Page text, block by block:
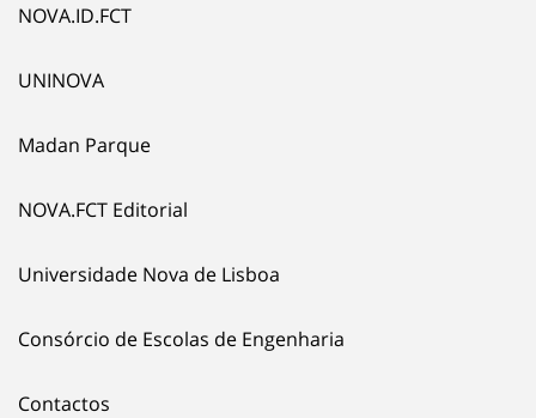
NOVA.ID.FCT
UNINOVA
Madan Parque
NOVA.FCT Editorial
Universidade Nova de Lisboa
Consórcio de Escolas de Engenharia
Contactos